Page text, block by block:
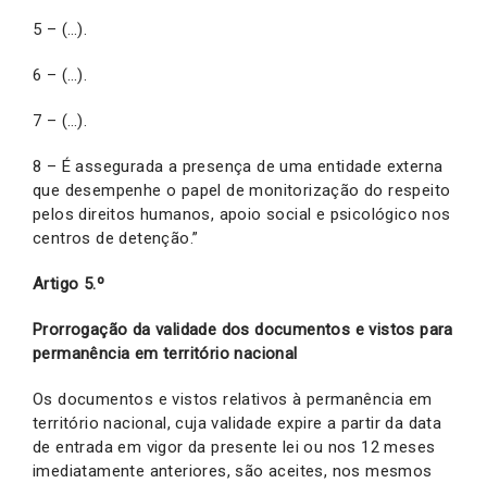
5 – (…).
6 – (…).
7 – (…).
8 – É assegurada a presença de uma entidade externa
que desempenhe o papel de monitorização do respeito
pelos direitos humanos, apoio social e psicológico nos
centros de detenção.”
Artigo 5.º
Prorrogação da validade dos documentos e vistos para
permanência em território nacional
Os documentos e vistos relativos à permanência em
território nacional, cuja validade expire a partir da data
de entrada em vigor da presente lei ou nos 12 meses
imediatamente anteriores, são aceites, nos mesmos